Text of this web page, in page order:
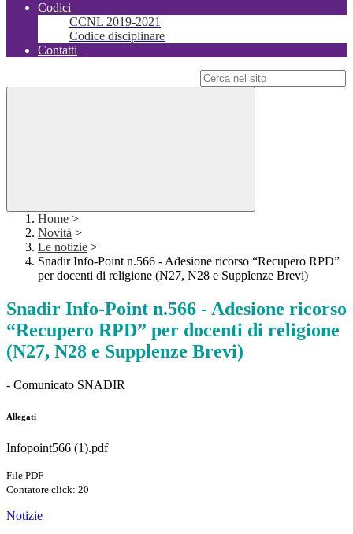
Codici
CCNL 2019-2021
Codice disciplinare
Contatti
Home >
Novità >
Le notizie >
Snadir Info-Point n.566 - Adesione ricorso “Recupero RPD”
per docenti di religione (N27, N28 e Supplenze Brevi)
Snadir Info-Point n.566 - Adesione ricorso
“Recupero RPD” per docenti di religione
(N27, N28 e Supplenze Brevi)
- Comunicato SNADIR
Allegati
Infopoint566 (1).pdf
File PDF
Contatore click: 20
Notizie